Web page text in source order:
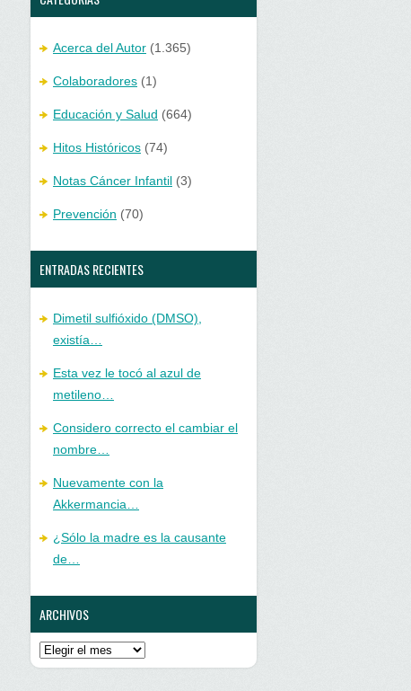
Acerca del Autor (1.365)
Colaboradores (1)
Educación y Salud (664)
Hitos Históricos (74)
Notas Cáncer Infantil (3)
Prevención (70)
ENTRADAS RECIENTES
Dimetil sulfióxido (DMSO),
existía…
Esta vez le tocó al azul de
metileno…
Considero correcto el cambiar el
nombre…
Nuevamente con la
Akkermancia…
¿Sólo la madre es la causante
de…
ARCHIVOS
Archivos